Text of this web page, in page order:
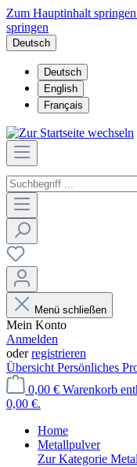
Zum Hauptinhalt springen
springen
Deutsch
Deutsch
English
Français
Menü schließen
Mein Konto
Anmelden
oderregistrieren
Übersicht Persönliches
0,00 € Warenkorb
0,00 €.
Home
Metallpulver
Zur Kategorie